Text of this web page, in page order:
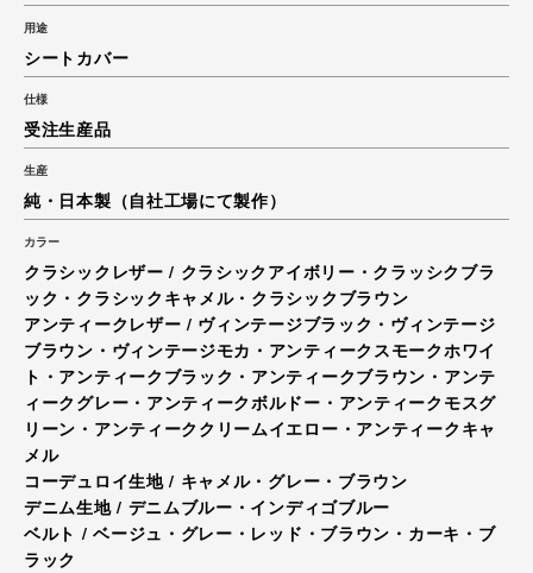
用途
シートカバー
仕様
受注生産品
生産
純・日本製（自社工場にて製作）
カラー
クラシックレザー / クラシックアイボリー・クラッシクブラ
ック・クラシックキャメル・クラシックブラウン
アンティークレザー / ヴィンテージブラック・ヴィンテージ
ブラウン・ヴィンテージモカ・アンティークスモークホワイ
ト・アンティークブラック・アンティークブラウン・アンテ
ィークグレー・アンティークボルドー・アンティークモスグ
リーン・アンティーククリームイエロー・アンティークキャ
メル
コーデュロイ生地 / キャメル・グレー・ブラウン
デニム生地 / デニムブルー・インディゴブルー
ベルト / ベージュ・グレー・レッド・ブラウン・カーキ・ブ
ラック